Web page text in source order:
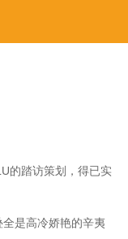
的踏访策划，得已实
是高冷娇艳的辛夷